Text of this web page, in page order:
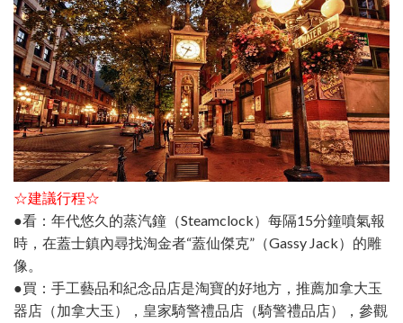
☆建議行程☆
●看：年代悠久的蒸汽鐘（Steamclock）每隔15分鐘噴氣報
時，在蓋士鎮內尋找淘金者“蓋仙傑克”（Gassy Jack）的雕
像。
●買：手工藝品和紀念品店是淘寶的好地方，推薦加拿大玉
器店（加拿大玉），皇家騎警禮品店（騎警禮品店），參觀